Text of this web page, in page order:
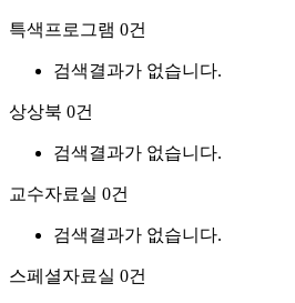
특색프로그램 0건
검색결과가 없습니다.
상상북 0건
검색결과가 없습니다.
교수자료실 0건
검색결과가 없습니다.
스페셜자료실 0건